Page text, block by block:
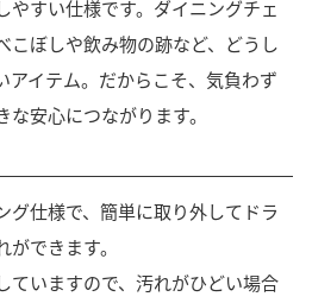
やすい仕様です。ダイニングチェ
こぼしや飲み物の跡など、どうし
アイテム。だからこそ、気負わず
安心につながります。
グ仕様で、簡単に取り外してドラ
できます。
ていますので、汚れがひどい場合